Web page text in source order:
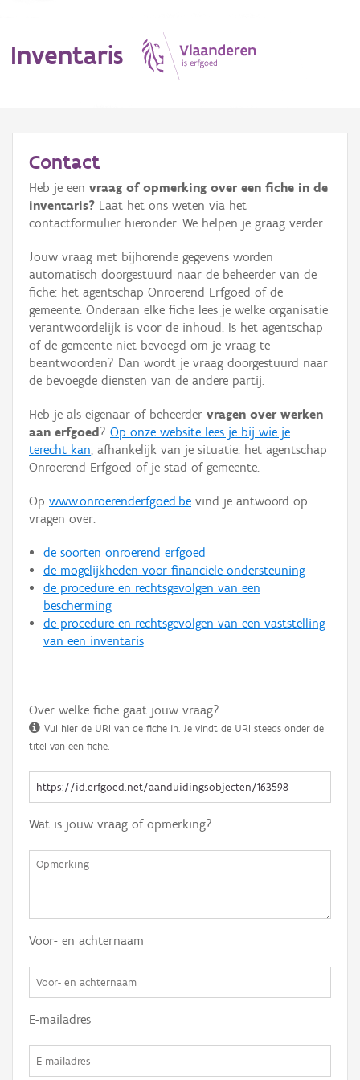
Inventaris
Erfgoedobject
Aanduidingsobject
Waarneming
Thema
Gebeurtenis
Persoon of collectief
Hergebruik
Aanmelden
Contact
Heb je een vraag of opmerking over een fiche in de
inventaris? Laat het ons weten via het
contactformulier hieronder. We helpen je graag verder.
Jouw vraag met bijhorende gegevens worden
automatisch doorgestuurd naar de beheerder van de
fiche: het agentschap Onroerend Erfgoed of de
gemeente. Onderaan elke fiche lees je welke organisatie
verantwoordelijk is voor de inhoud. Is het agentschap
of de gemeente niet bevoegd om je vraag te
beantwoorden? Dan wordt je vraag doorgestuurd naar
de bevoegde diensten van de andere partij.
Heb je als eigenaar of beheerder vragen over werken
aan erfgoed ? Op onze website lees je bij wie je
terecht kan, afhankelijk van je situatie: het agentschap
Onroerend Erfgoed of je stad of gemeente.
Op www.onroerenderfgoed.be vind je antwoord op
vragen over:
de soorten onroerend erfgoed
de mogelijkheden voor financiële ondersteuning
de procedure en rechtsgevolgen van een
bescherming
de procedure en rechtsgevolgen van een vaststelling
van een inventaris
Over welke fiche gaat jouw vraag?
Vul hier de URI van de fiche in. Je vindt de URI steeds onder de
titel van een fiche.
Wat is jouw vraag of opmerking?
Voor- en achternaam
E-mailadres